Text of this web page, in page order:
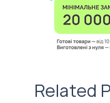
важливий
враження!
вартості
Related